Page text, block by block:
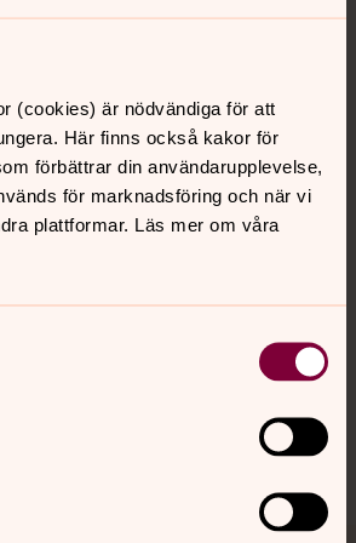
(cookies) är nödvändiga för att
Här finns också kakor för
förbättrar din användarupplevelse,
för marknadsföring och när vi
plattformar. Läs mer om våra